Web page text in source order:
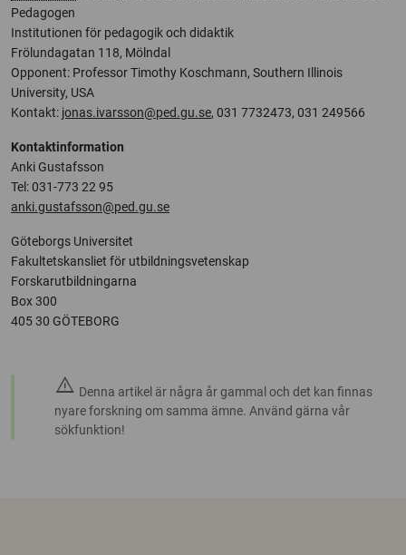
Pedagogen
Institutionen för pedagogik och didaktik
Frölundagatan 118, Mölndal
Opponent: Professor Timothy Koschmann, Southern Illinois
University, USA
Kontakt: jonas.ivarsson@ped.gu.se, 031 7732473, 031 249566
Kontaktinformation
Anki Gustafsson
Tel: 031-773 22 95
anki.gustafsson@ped.gu.se
Göteborgs Universitet
Fakultetskansliet för utbildningsvetenskap
Forskarutbildningarna
Box 300
405 30 GÖTEBORG
warning Denna artikel är några år gammal och det kan finnas
nyare forskning om samma ämne. Använd gärna vår
sökfunktion!